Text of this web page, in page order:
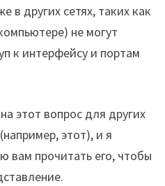
в других сетях, таких как
не могут
к интерфейсу и портам
этот вопрос для других
этот), и я
вам прочитать его, чтобы